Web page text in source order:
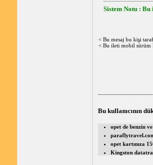
Sistem Notu :
< Bu mesaj bu kişi
< Bu ileti mobil sürüm
Bu kullanıcının
opet de benzin
opet kartınıza
Kingston